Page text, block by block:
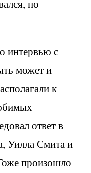
по
интервью с
может и
к
ответ в
Уилла Смита и
произошло